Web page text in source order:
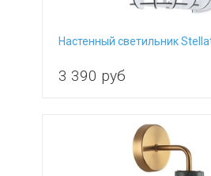
Настенный светильник
3 390 руб